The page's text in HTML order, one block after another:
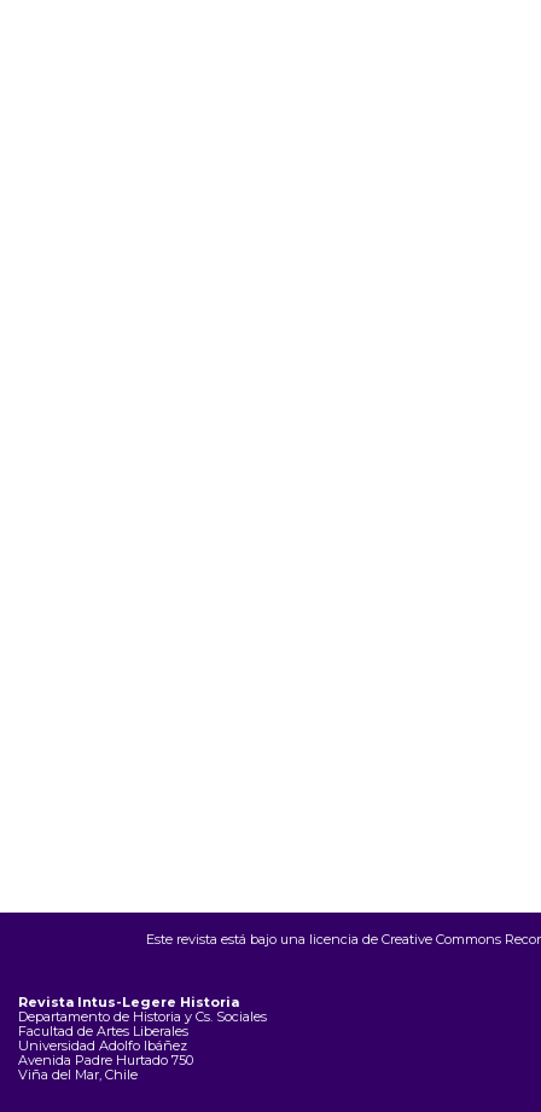
Este revista está bajo una licencia de Creative Commons
Revista Intus-Legere Historia
Departamento de Historia y Cs. Sociales
Facultad de Artes Liberales
Universidad Adolfo Ibáñez
Avenida Padre Hurtado 750
Viña del Mar, Chile